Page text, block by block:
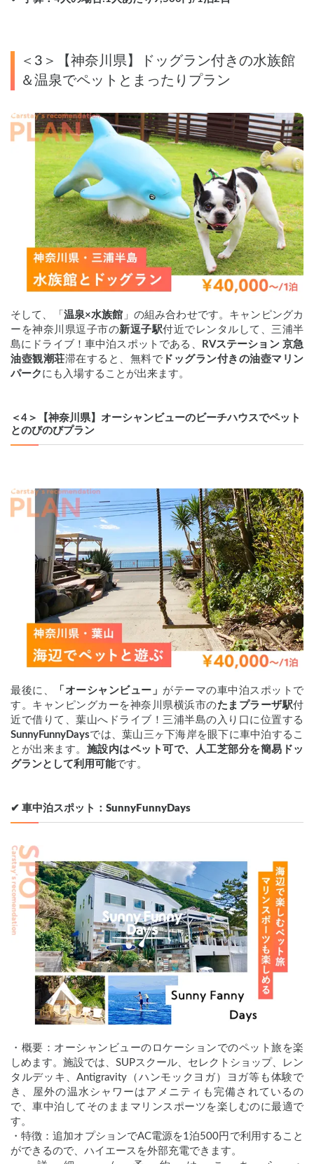
＜3＞【神奈川県】ドッグラン付きの水族館
＆温泉でペットとまったりプラン
そして、「 温泉×水族館 」の組み合わせです。キャンピングカ
ーを神奈川県逗子市の新逗子駅付近でレンタルして、三浦半
島にドライブ！車中泊スポットである、
RVステーション 京急
油壺観潮荘滞在すると、無料で ドッグラン付きの油壺マリン
パーク にも入場することが出来ます。
＜4＞【神奈川県】オーシャンビューのビーチハウスでペット
とのびのびプラン
最後に、 「オーシャンビュー」 がテーマの車中泊スポットで
す。キャンピングカーを神奈川県横浜市のたまプラーザ駅付
近で借りて、葉山へドライブ！三浦半島の入り口に位置する
SunnyFunnyDaysでは、葉山三ヶ下海岸を眼下に車中泊するこ
とが出来ます。 施設内はペット可で、人工芝部分を簡易ドッ
グランとして利用可能です。
✔︎ 車中泊スポット：SunnyFunnyDays
・概要：オーシャンビューのロケーションでのペット旅を楽
しめます。施設では、SUPスクール、セレクトショップ、レン
タルデッキ、Antigravity（ハンモックヨガ）ヨガ等も体験で
き、屋外の温水シャワーはアメニティも完備されているの
で、車中泊してそのままマリンスポーツを楽しむのに最適で
す。
・特徴：追加オプションでAC電源を1泊500円で利用すること
ができるので、ハイエースを外部充電できます。